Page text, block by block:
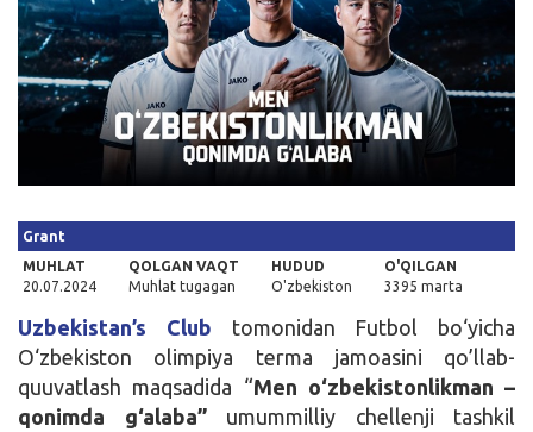
Grant
MUHLAT
20.07.2024
QOLGAN VAQT
Muhlat tugagan
HUDUD
O'zbekiston
O'QILGAN
3395 marta
Uzbekistan’s Club tomonidan Futbol bo‘yicha
O‘zbekiston olimpiya terma jamoasini qo’llab-
quuvatlash maqsadida “Men o‘zbekistonlikman –
qonimda g‘alaba” umummilliy chellenji tashkil